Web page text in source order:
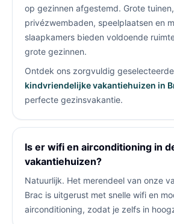
op gezinnen afgestemd. Grote tuinen,
privézwembaden, speelplaatsen en
slaapkamers bieden voldoende
grote gezinnen.
Ontdek ons zorgvuldig
kindvriendelijke vakantiehuizen in
perfecte gezinsvakantie.
Is er wifi en airconditioning in
vakantiehuizen?
Natuurlijk. Het merendeel van onze
Brac is uitgerust met snelle wifi en
airconditioning, zodat je zelfs in